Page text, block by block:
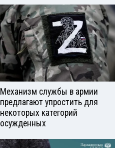
Механизм службы в армии
предлагают упростить для
некоторых категорий
осужденных